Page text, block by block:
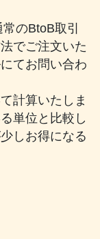
のBtoB取引
でご注文いた
てお問い合わ
計算いたしま
単位と比較し
しお得になる